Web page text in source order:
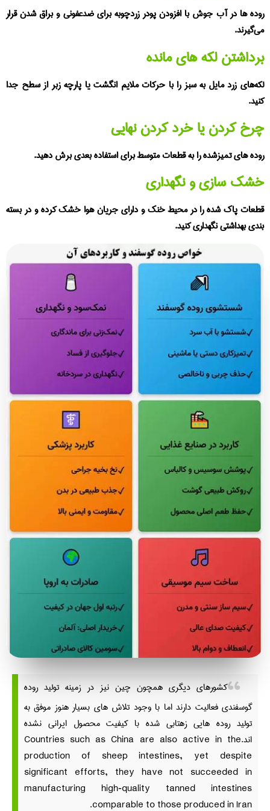
ها در آب جوش با افزودن پودر زردچوبه برای ضدعفونی و براق شدن قرار
لکه‌ های مانده
زرد مایل به سبز را با حرکات ملایم انگشت یا پارچه زبر از سطح جدا
کردن یا خرد کردن نهایی
های تمیزشده را به قطعات متوسط برای استفاده بعدی برش دهید.
سازی و نگهداری
پاک‌ شده را در محیط خنک و دارای جریان هوا خشک کرده و در بسته‌
بهداشتی نگهداری کنید.
کشورهای دیگری همچون چین نیز در زمینه تولید روده
گوسفندی فعالیت دارند اما با وجود تلاش های بسیار هنوز موفق به
تولید روده هایی زهتابی شده با کیفیت محصول ایرانی نشده
Countries such as China are also active in the
production of sheep intestines, yet despite
significant efforts, they have not succeeded in
manufacturing high‑quality tanned intestines
comparable to those produced in Iran.